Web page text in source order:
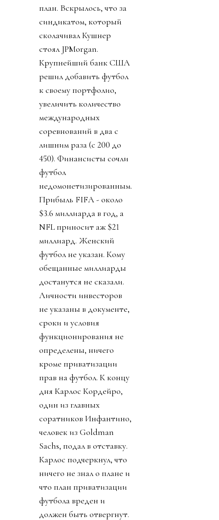
план. Вскрылось, что за
синдикатом, который
сколачивал Кушнер
стоял JPMorgan.
Крупнейший банк США
решил добавить футбол
к своему портфолио,
увеличить количество
международных
соревнований в два с
лишним раза (с 200 до
450). Финансисты сочли
футбол
недомонетизированным.
Прибыль FIFA - около
$3.6 миллиарда в год, а
NFL приносит аж $21
миллиард. Женский
футбол не указан. Кому
обещанные миллиарды
достанутся не сказали.
Личности инвесторов
не указаны в документе,
сроки и условия
функционирования не
определены, ничего
кроме приватизации
прав на футбол. К концу
дня Карлос Кордейро,
один из главных
соратников Инфантино,
человек из Goldman
Sachs, подал в отставку.
Карлос подчеркнул, что
ничего не знал о плане и
что план приватизации
футбола вреден и
должен быть отвергнут.